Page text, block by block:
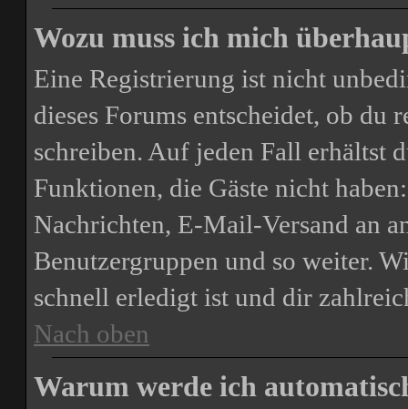
Wozu muss ich mich
Eine Registrierung ist nicht
dieses Forums entscheidet, ob du
schreiben. Auf jeden Fall erhältst
Funktionen, die Gäste nicht
Nachrichten, E-Mail-Versand an
Benutzergruppen und so weiter.
schnell erledigt ist und dir
Nach oben
Warum werde ich